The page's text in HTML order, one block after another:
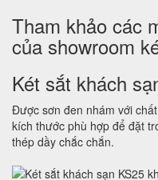
Tham khảo các
của showroom
Két sắt khách
Được sơn đen nhám với
kích thước phù hợp để đặt
thép dầy chắc chắn.